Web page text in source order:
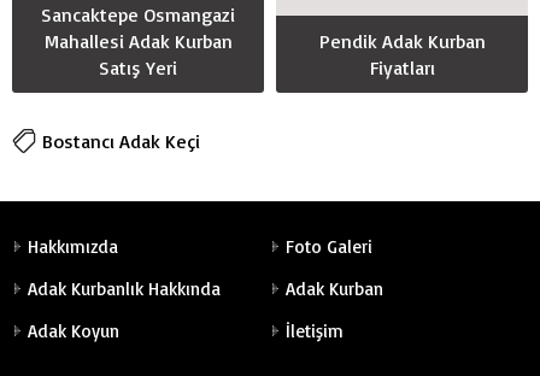
Sancaktepe Osmangazi
Mahallesi Adak Kurban
Satış Yeri
Pendik Adak Kurban
Fiyatları
Bostancı Adak Keçi
Hakkımızda
Foto Galeri
Adak Kurbanlık Hakkında
Adak Kurban
Adak Koyun
İletişim